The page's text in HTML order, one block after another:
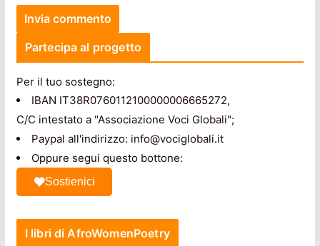
Partecipa al progetto
Per il tuo sostegno:
IBAN IT38R0760112100000006665272,
C/C intestato a "Associazione Voci Globali";
Paypal all'indirizzo: info@vociglobali.it
Oppure segui questo bottone:
Sostienici
I libri di AfroWomenPoetry